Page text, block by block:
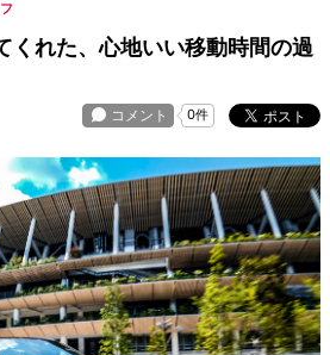
くれた、心地いい移動時間の過